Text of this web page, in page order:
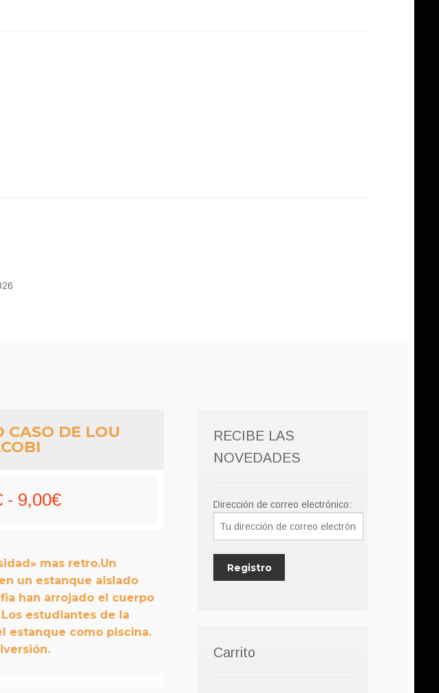
CASO DE LOU
- 9,00€Rango
precios:
desde
8,00€
hasta
mas retro.Un
un estanque aislado
han arrojado el cuerpo
estudiantes de la
estanque como piscina.
RECIBE LAS
NOVEDADES
Dirección de correo electrónico:
Carrito